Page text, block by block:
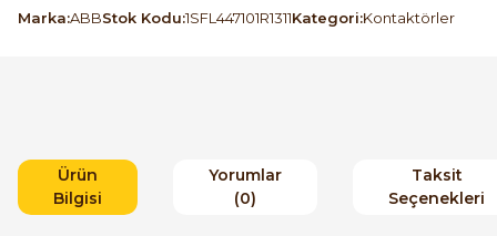
Marka ABBStok Kodu 1SFL447101R1311Kategori Kontaktörler
Ürün
Bilgisi
Yorumlar
(0)
Taksit
Seçenekleri